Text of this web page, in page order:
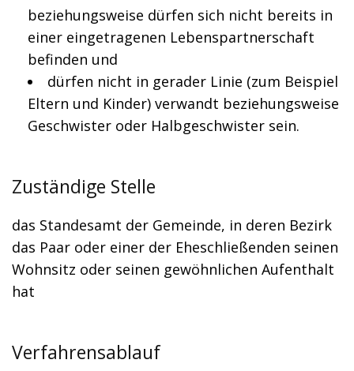
beziehungsweise dürfen sich nicht bereits in
einer eingetragenen Lebenspartnerschaft
befinden und
dürfen nicht in gerader Linie (zum Beispiel
Eltern und Kinder) verwandt beziehungsweise
Geschwister oder Halbgeschwister sein.
Zuständige Stelle
das Standesamt der Gemeinde, in deren Bezirk
das Paar oder einer der Eheschließenden seinen
Wohnsitz oder seinen gewöhnlichen Aufenthalt
hat
Verfahrensablauf